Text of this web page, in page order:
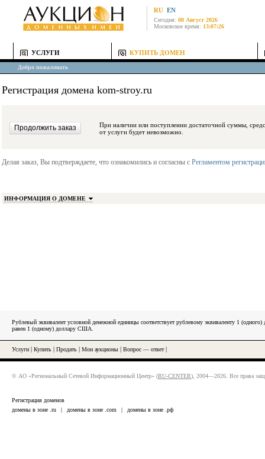
RU EN
Сегодня: 08 Август 2026
Московское время: 13:07:26
УСЛУГИ КУПИТЬ ДОМЕН
Добро пожаловать
Регистрация домена kom-stroy.ru
При наличии или поступлении достаточной суммы, средства будут
от услуги будет невозможно.
Делая заказ, Вы подтверждаете, что ознакомились и согласны с Регламентом
ИНФОРМАЦИЯ О ДОМЕНЕ
Рублевый эквивалент условной денежной единицы соответствует рублевому эквиваленту 1
равен 1 (одному) доллару США.
Услуги Купить Продать Мои аукционы Вопрос — ответ|
© АО «Региональный Сетевой Информационный Центр» (RU-CENTER), 2004—2026. Все права
Регистрация доменов
домены в зоне .ru
| домены в зоне .com | домены в зоне .рф